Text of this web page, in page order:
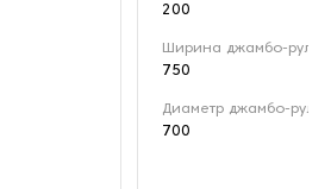
200
Ширина джамбо-
750
Диаметр джамбо-
700